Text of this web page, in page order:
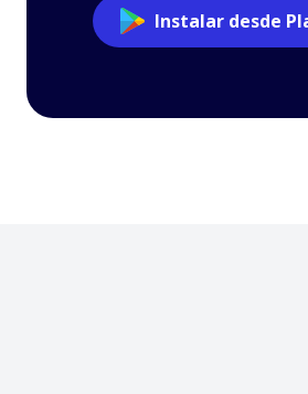
Instalar desde